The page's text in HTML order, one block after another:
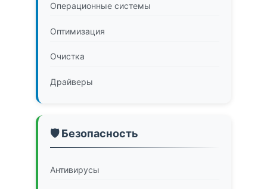
Операционные системы
Оптимизация
Очистка
Драйверы
🛡️ Безопасность
Антивирусы